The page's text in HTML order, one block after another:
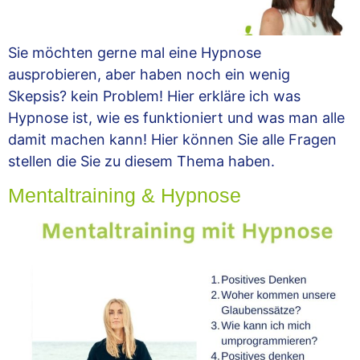
Sie möchten gerne mal eine Hypnose
ausprobieren, aber haben noch ein wenig
Skepsis? kein Problem! Hier erkläre ich was
Hypnose ist, wie es funktioniert und was man alle
damit machen kann! Hier können Sie alle Fragen
stellen die Sie zu diesem Thema haben.
Mentaltraining & Hypnose